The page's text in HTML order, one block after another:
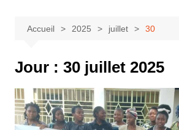
Accueil 2025 juillet 30
Jour : 30 juillet 2025